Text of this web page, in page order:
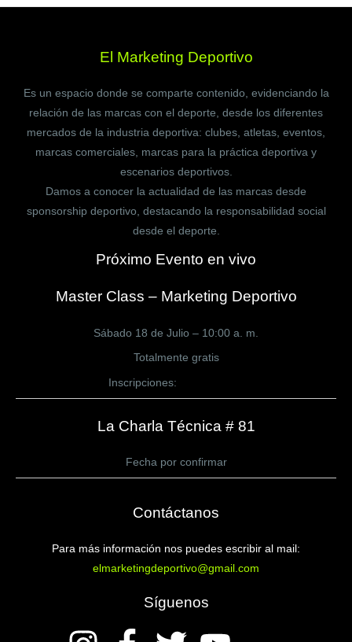
El Marketing Deportivo
Es un espacio donde se comparte contenido, evidenciando la
relación de las marcas con el deporte, desde los diferentes
mercados de la industria deportiva: clubes, atletas, eventos,
marcas comerciales, marcas para la práctica deportiva y
escenarios deportivos.
Damos a conocer la actualidad de las marcas desde
sponsorship deportivo, destacando la responsabilidad social
desde el deporte.
Próximo Evento en vivo
Master Class – Marketing Deportivo
Sábado 18 de Julio – 10:00 a. m.
Totalmente gratis
Inscripciones:
La Charla Técnica # 81
Fecha por confirmar
Contáctanos
Para más información nos puedes escribir al mail:
elmarketingdeportivo@gmail.com
Síguenos